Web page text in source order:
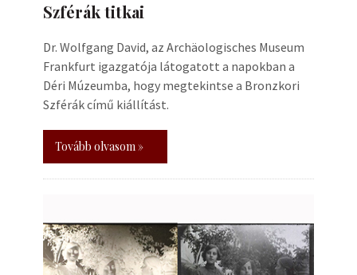
Szférák titkai
Dr. Wolfgang David, az Archäologisches Museum
Frankfurt igazgatója látogatott a napokban a
Déri Múzeumba, hogy megtekintse a Bronzkori
Szférák című kiállítást.
Tovább olvasom »